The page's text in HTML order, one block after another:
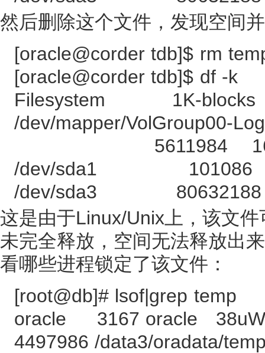
然后删除这个文件，发现空间
[oracle@corder tdb]$ rm
[oracle@corder tdb]$ df -k
Filesystem 1K-blocks
/dev/mapper/VolGroup00-
5611984
/dev/sda1 101086
/dev/sda3 80632188
这是由于Linux/Unix上，该文
未完全释放，空间无法释放出
看哪些进程锁定了该文件：
[root@db]# lsof|grep temp
oracle 3167 oracle
4497986 /data3/oradata/